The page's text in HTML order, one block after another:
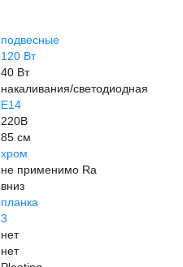
подвесные
120 Вт
40 Вт
накаливания/светодиодная
E14
220В
85 см
хром
не применимо Ra
вниз
планка
3
нет
нет